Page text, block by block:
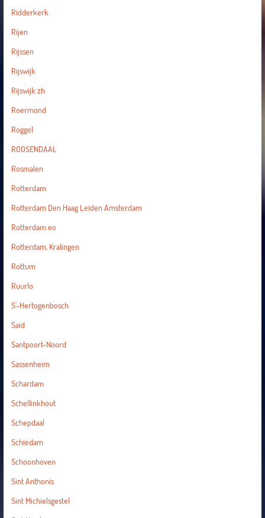
Ridderkerk
Rijen
Rijssen
Rijswijk
Rijswijk zh
Roermond
Roggel
ROOSENDAAL
Rosmalen
Rotterdam
Rotterdam Den Haag Leiden Amsterdam
Rotterdam eo
Rotterdam, Kralingen
Rottum
Ruurlo
S'-Hertogenbosch
Said
Santpoort-Noord
Sassenheim
Schardam
Schellinkhout
Schepdaal
Schiedam
Schoonhoven
Sint Anthonis
Sint Michielsgestel